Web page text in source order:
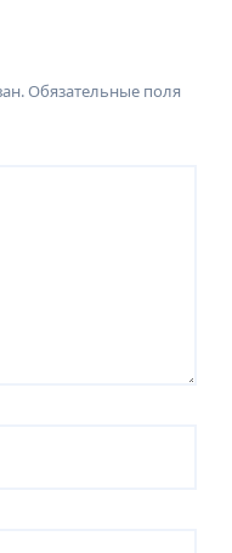
Обязательные поля